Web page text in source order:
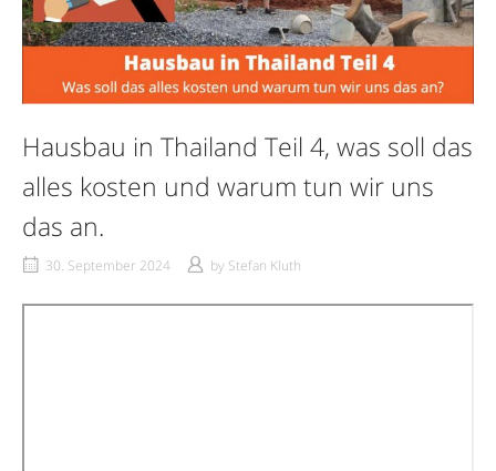
Hausbau in Thailand Teil 4, was soll das
alles kosten und warum tun wir uns
das an.
30. September 2024 by Stefan Kluth